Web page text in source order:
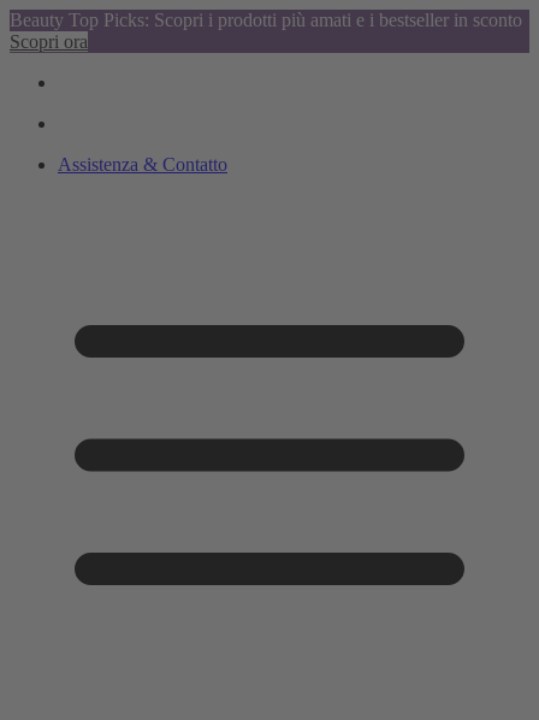
Beauty Top Picks: Scopri i prodotti più amati e i bestseller in sconto
Scopri ora
Assistenza & Contatto